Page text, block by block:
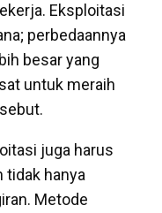
Eksploitasi
perbedaannya
besar yang
untuk meraih
juga harus
tidak hanya
Metode